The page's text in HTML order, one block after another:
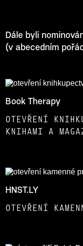
Dále byli
(v abecedním
Book Therapy
OTEVŘENÍ
KNIHAMI A
HNST.LY
OTEVŘENÍ